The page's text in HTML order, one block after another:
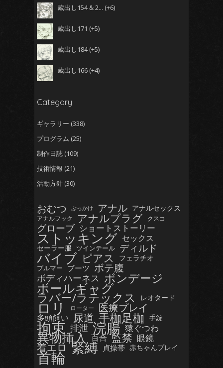
蔵出し154 & 2... +6
蔵出し171 +5
蔵出し184 +5
蔵出し166 +4
Category
ギャラリー (338)
プログラム (25)
制作日誌 (109)
技術情報 (21)
活動方針 (30)
おむつ ぶっかけ アナル アナルセックス
アナルフック アナルプラグ クスコ
グローブ ショートストーリー
ストッキング セックス
セーラー服 ツインテール ディルド
バイブ ピアス フェラチオ
ブルマー ブーツ ボテ腹
ボディハーネス ボンデージ
ボールギャグ
ラバー/ラテックス レオタード
ロリ ローター 医療プレイ
多頭飼い 尿道 手枷足枷 手錠
拘束 排泄 浣腸 猿ぐつわ
異物挿入 百合 監禁 眼鏡
着エロ 緊縛 貞操帯 赤ちゃんプレイ
首輪